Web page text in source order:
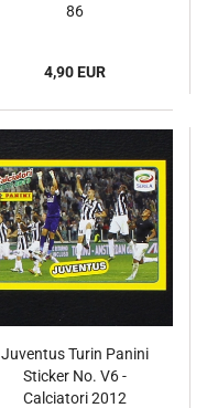
86
4,90 EUR
Juventus Turin Panini
Sticker No. V6 -
Calciatori 2012